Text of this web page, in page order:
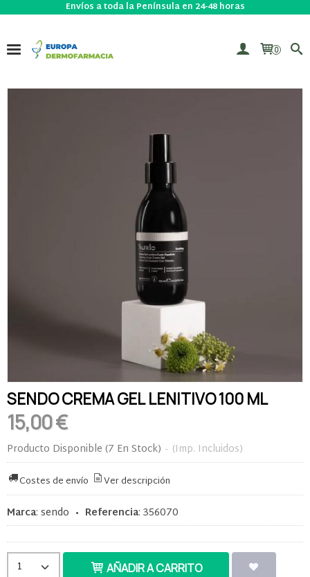
Envíos a toda la Península en 24-48 horas
0
SENDO CREMA GEL LENITIVO 100 ML
15,00 €
Producto Disponible (7 En Stock) - (Imp. Incluidos)
Costes de envío Ver descripción
Marca: sendo • Referencia: 356070
AÑADIR A CARRITO